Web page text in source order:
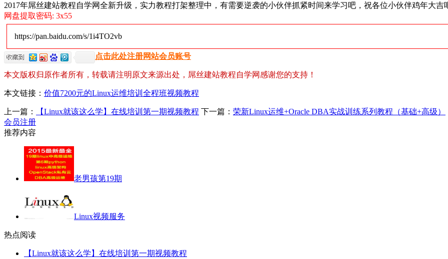
2017年屌丝建站教程自学网全新升级，实力教程打架整理中，有需要逆袭的小伙伴抓紧时间来学习吧，祝各位小伙伴鸡年大吉
网盘提取密码: 3x55
https://pan.baidu.com/s/1i4TO2vb
点击此处注册网站会员账号
本文版权归原作者所有，转载请注明原文来源出处，屌丝建站教程自学网感谢您的支持！
本文链接： 价值7200元的Linux运维培训全程班视频教程
上一篇： 【Linux就该这么学】在线培训第一期视频教程 下一篇： 荣新Linux运维+Oracle DBA实战训练系列教程（基础+高级）
会员注册
推荐内容
老男孩第19期
Linux视频服务
热点阅读
【Linux就该这么学】在线培训第一期视频教程